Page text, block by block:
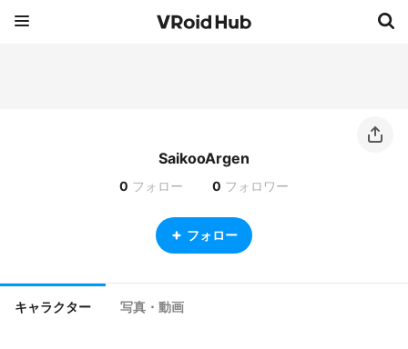
SaikooArgen
0 フォロー 0 フォロワー
フォロー
キャラクター 写真・動画